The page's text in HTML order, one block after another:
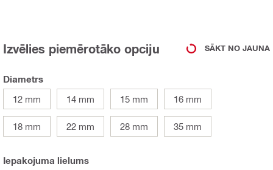
Izvēlies piemērotāko opciju SĀKT NO JAUNA
Diametrs
12 mm
14 mm 15 mm 16 mm
18 mm 22 mm 28 mm 35 mm
Iepakojuma lielums